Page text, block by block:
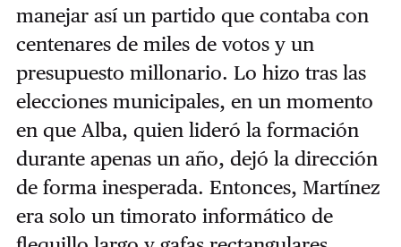
manejar así un partido que contaba con
centenares de miles de votos y un
presupuesto millonario. Lo hizo tras las
elecciones municipales, en un momento
en que Alba, quien lideró la formación
durante apenas un año, dejó la dirección
de forma inesperada. Entonces, Martínez
era solo un timorato informático de